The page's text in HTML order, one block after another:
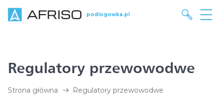
podlogowka.pl
Regulatory przewowodwe
Strona główna Regulatory przewowodwe